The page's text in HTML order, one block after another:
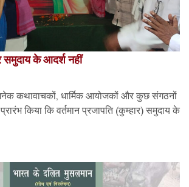
समुदाय के आदर्श नहीं
कथावाचकों, धार्मिक आयोजकों और कुछ संगठनों
किया कि वर्तमान प्रजापति (कुम्हार) समुदाय के